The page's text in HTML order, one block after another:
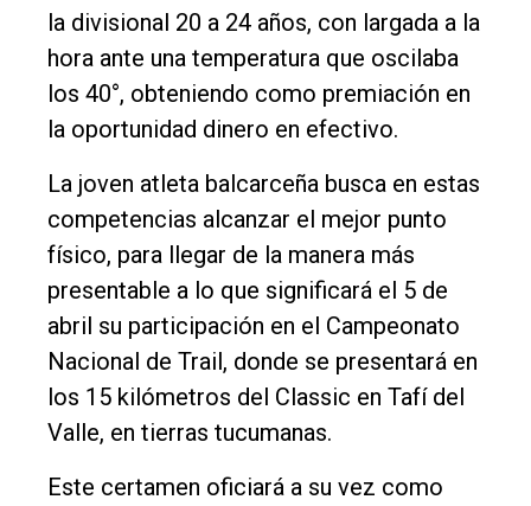
la divisional 20 a 24 años, con largada a la
hora ante una temperatura que oscilaba
los 40°, obteniendo como premiación en
la oportunidad dinero en efectivo.
La joven atleta balcarceña busca en estas
competencias alcanzar el mejor punto
físico, para llegar de la manera más
presentable a lo que significará el 5 de
abril su participación en el Campeonato
Nacional de Trail, donde se presentará en
los 15 kilómetros del Classic en Tafí del
Valle, en tierras tucumanas.
Este certamen oficiará a su vez como